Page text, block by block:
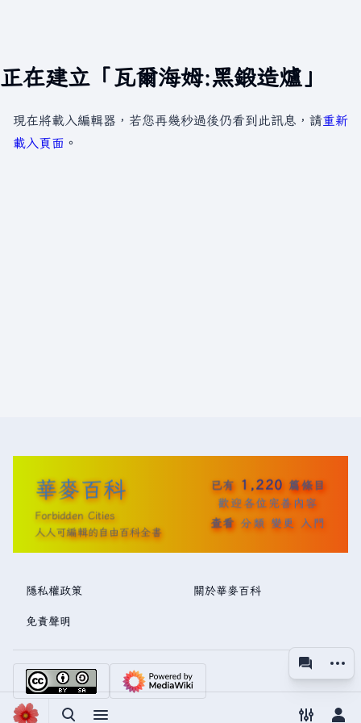
正在建立「瓦爾海姆:黑鍛造爐」
視圖
更多
現在將載入編輯器，若您再幾秒過後仍看到此訊息，請重新
載入頁面 。
華麥百科
Forbidden Cities
人人可編輯的自由百科全書
已有 1,220 篇條目
歡迎各位完善內容
查看 分類 變更 入門
隱私權政策 關於華麥百科
免責聲明